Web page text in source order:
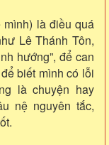
mình) là điều quá
Lê Thánh Tôn,
hướng”, để can
biết mình có lỗi
là chuyện hay
nệ nguyên tắc,